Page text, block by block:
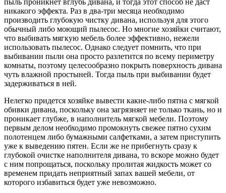
пыль проникнет вглубь дивана, и тогда этот способ не даст
никакого эффекта. Раз в два-три месяца необходимо
производить глубокую чистку дивана, используя для этого
обычный либо моющий пылесос. Но многие хозяйки считают,
что выбивать мягкую мебель более эффективно, нежели
использовать пылесос. Однако следует помнить, что при
выбивании пыли она просто разлетится по всему периметру
комнаты, поэтому целесообразно покрыть поверхность дивана
чуть влажной простыней. Тогда пыль при выбивании будет
задерживаться в ней.
Нелегко придется хозяйке вывести какие-либо пятна с мягкой
обивки дивана, поскольку она загрязняет не только ткань, но и
проникает глубже, в наполнитель мягкой мебели. Поэтому
первым делом необходимо промокнуть свежее пятно сухим
полотенцем либо бумажными салфетками, а затем приступить
уже к выведению пятен. Если же не прибегнуть сразу к
глубокой очистке наполнителя дивана, то вскоре можно будет
с ним попрощаться, поскольку пролитая жидкость может со
временем придать неприятный запах вашей мебели, от
которого избавиться будет уже невозможно.